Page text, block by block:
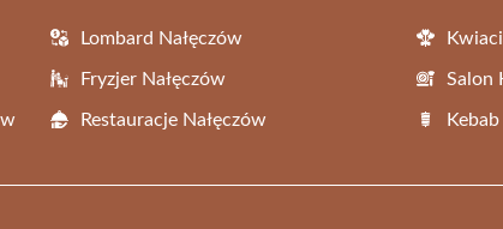
Lombard Nałęczów
Fryzjer Nałęczów Salon
Restauracje Nałęczów